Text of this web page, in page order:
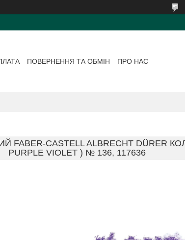
ПОВЕРНЕННЯ ТА ОБМІН ПРО НАС
CASTELL ALBRECHT DÜRER
PURPLE VIOLET ) № 136, 117636